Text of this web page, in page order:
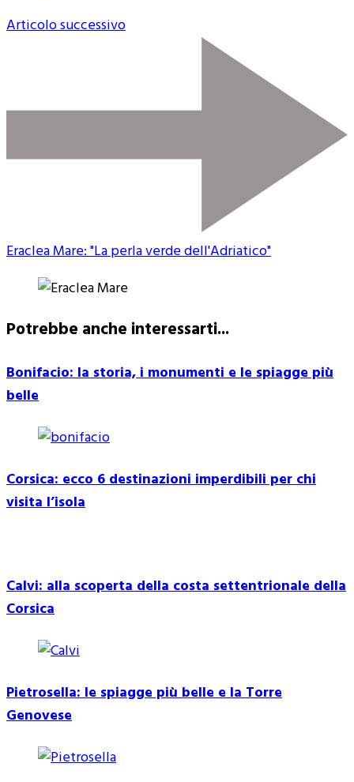
Articolo successivo
Eraclea Mare: "La perla verde dell'Adriatico"
Potrebbe anche interessarti...
Bonifacio: la storia, i monumenti e le spiagge più
belle
Corsica: ecco 6 destinazioni imperdibili per chi
visita l’isola
Calvi: alla scoperta della costa settentrionale della
Corsica
Pietrosella: le spiagge più belle e la Torre
Genovese